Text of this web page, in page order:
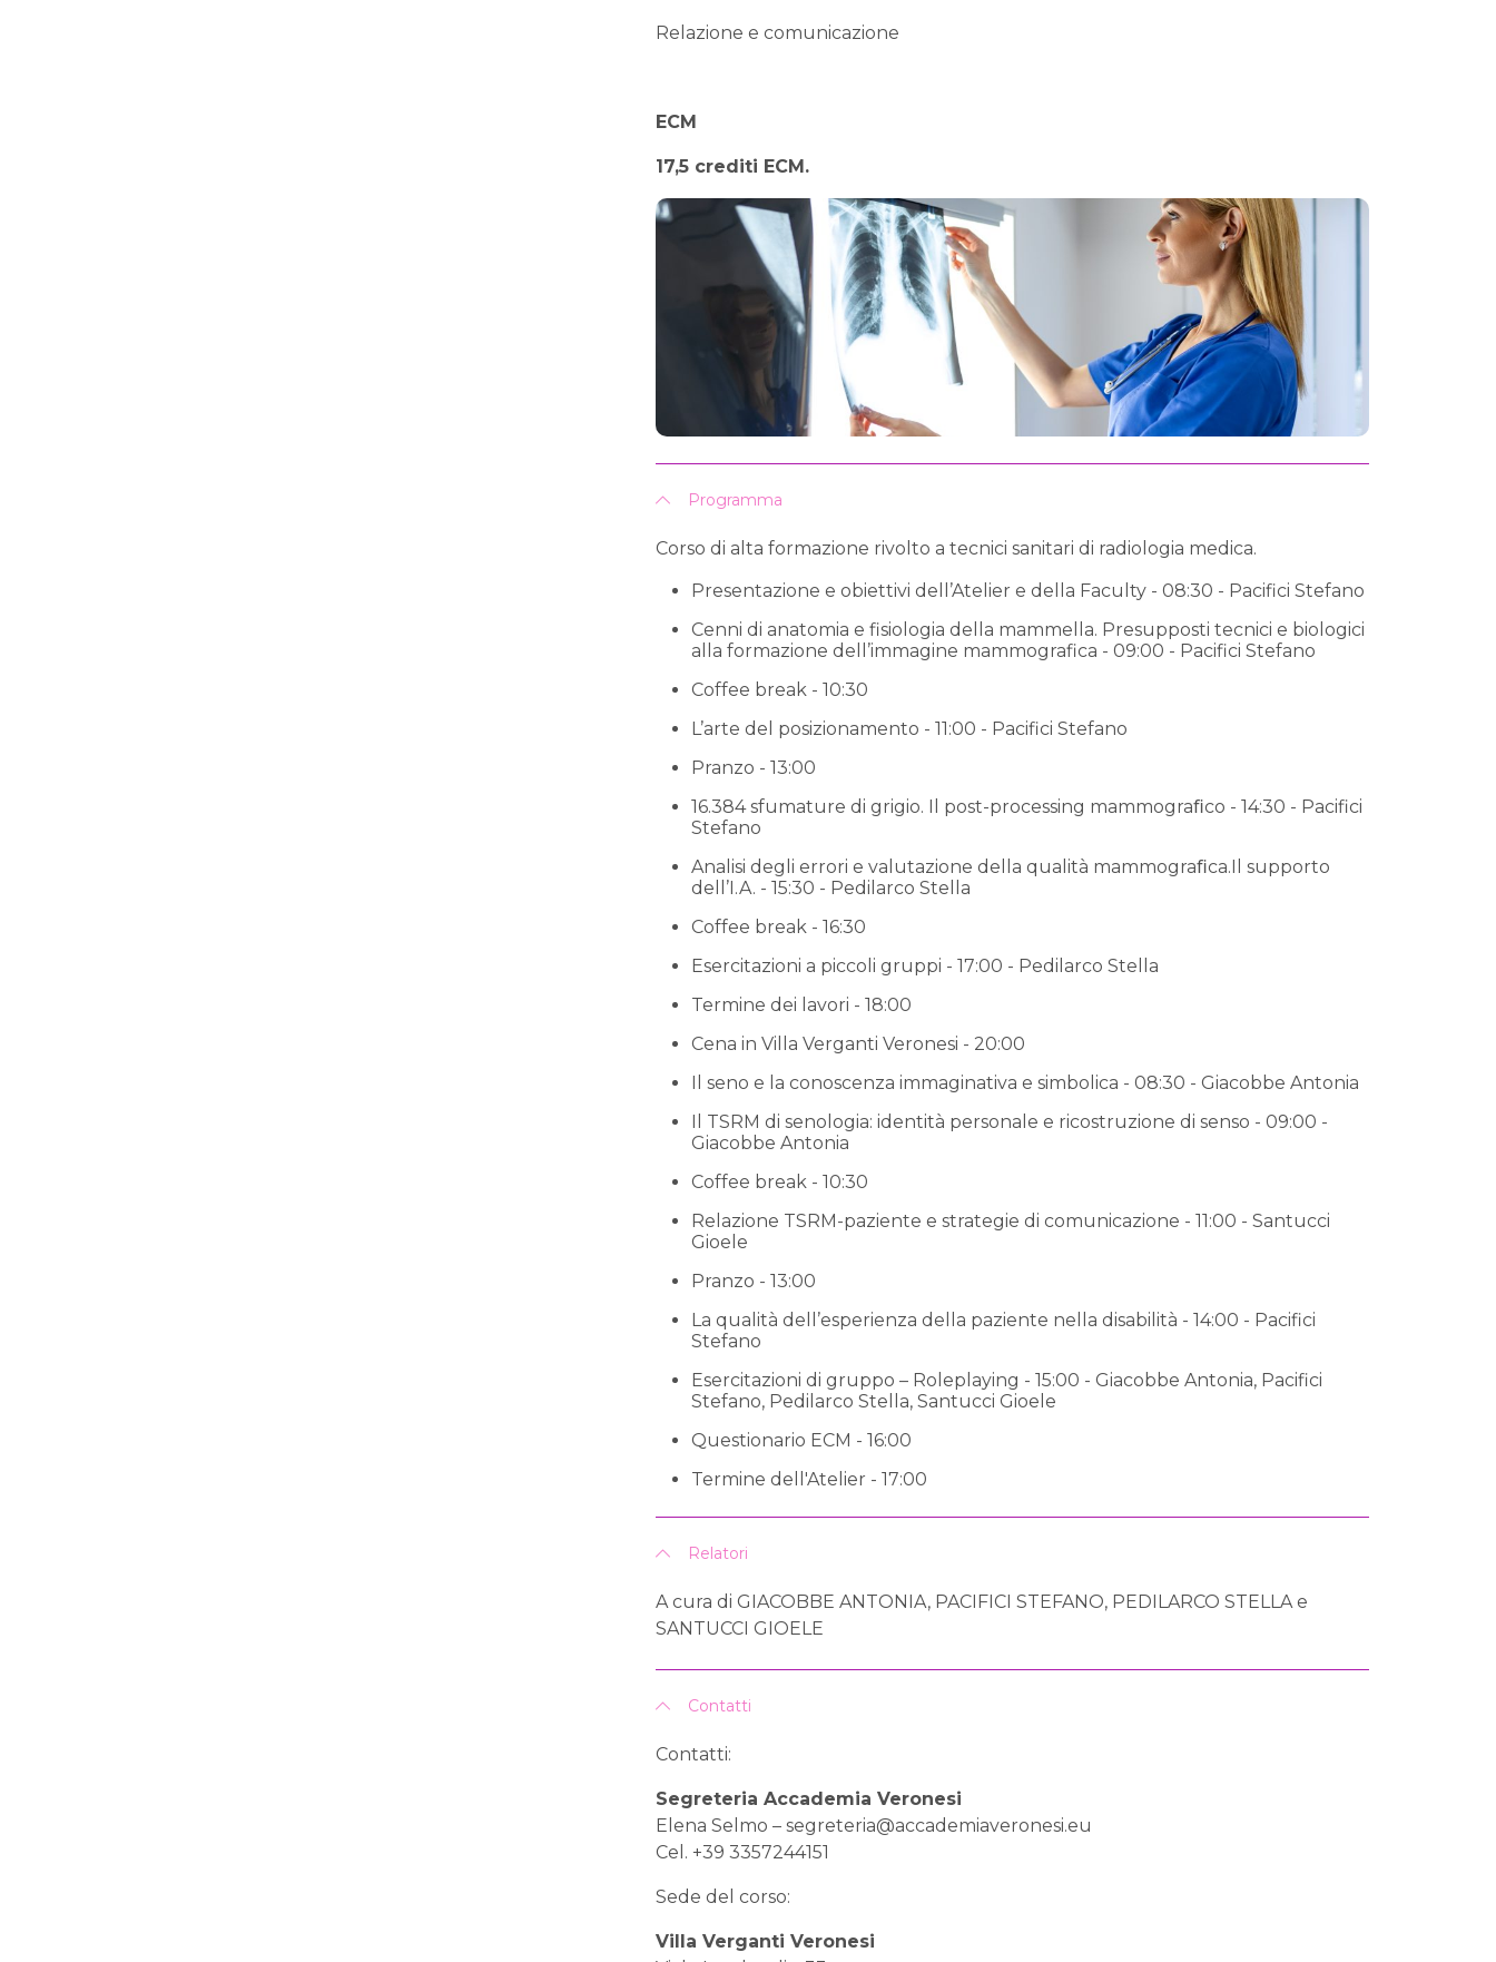
Relazione e comunicazione
ECM
17,5 crediti ECM.
Programma
Corso di alta formazione rivolto a tecnici sanitari di radiologia medica.
Presentazione e obiettivi dell’Atelier e della Faculty - 08:30 - Pacifici Stefano
Cenni di anatomia e fisiologia della mammella. Presupposti tecnici e biologici
alla formazione dell’immagine mammografica - 09:00 - Pacifici Stefano
Coffee break - 10:30
L’arte del posizionamento - 11:00 - Pacifici Stefano
Pranzo - 13:00
16.384 sfumature di grigio. Il post-processing mammograﬁco - 14:30 - Pacifici
Stefano
Analisi degli errori e valutazione della qualità mammograﬁca.Il supporto
dell’I.A. - 15:30 - Pedilarco Stella
Coffee break - 16:30
Esercitazioni a piccoli gruppi - 17:00 - Pedilarco Stella
Termine dei lavori - 18:00
Cena in Villa Verganti Veronesi - 20:00
Il seno e la conoscenza immaginativa e simbolica - 08:30 - Giacobbe Antonia
Il TSRM di senologia: identità personale e ricostruzione di senso - 09:00 -
Giacobbe Antonia
Coffee break - 10:30
Relazione TSRM-paziente e strategie di comunicazione - 11:00 - Santucci
Gioele
Pranzo - 13:00
La qualità dell’esperienza della paziente nella disabilità - 14:00 - Pacifici
Stefano
Esercitazioni di gruppo – Roleplaying - 15:00 - Giacobbe Antonia, Pacifici
Stefano, Pedilarco Stella, Santucci Gioele
Questionario ECM - 16:00
Termine dell'Atelier - 17:00
Relatori
A cura di GIACOBBE ANTONIA, PACIFICI STEFANO, PEDILARCO STELLA e
SANTUCCI GIOELE
Contatti
Contatti:
Segreteria Accademia Veronesi
Elena Selmo – segreteria@accademiaveronesi.eu
Cel. +39 3357244151
Sede del corso:
Villa Verganti Veronesi